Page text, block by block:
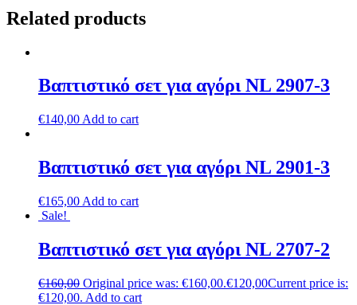
Related products
Βαπτιστικό σετ για αγόρι NL 2907-3
€140,00 Add to cart
Βαπτιστικό σετ για αγόρι NL 2901-3
€165,00 Add to cart
Sale!
Βαπτιστικό σετ για αγόρι NL 2707-2
€160,00 Original price was: €160,00.€120,00Current price is:
€120,00. Add to cart